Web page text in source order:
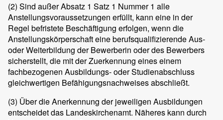
(2) Sind außer Absatz 1 Satz 1 Nummer 1 alle
Anstellungsvoraussetzungen erfüllt, kann eine in der
Regel befristete Beschäftigung erfolgen, wenn die
Anstellungskörperschaft eine berufsqualifizierende Aus-
oder Weiterbildung der Bewerberin oder des Bewerbers
sicherstellt, die mit der Zuerkennung eines einem
fachbezogenen Ausbildungs- oder Studienabschluss
gleichwertigen Befähigungsnachweises abschließt.
(3) Über die Anerkennung der jeweiligen Ausbildungen
entscheidet das Landeskirchenamt. Näheres kann durch